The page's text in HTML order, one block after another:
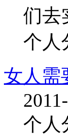
们去
个人
女人需
个人